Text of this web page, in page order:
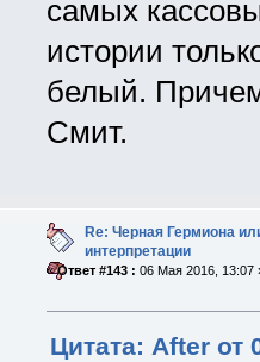
самых
истории
белый.
Смит.
Re: Черная Гермиона
интерпретации
«Ответ #143 : 06 Мая 2016, 13:07
Цитата: After от